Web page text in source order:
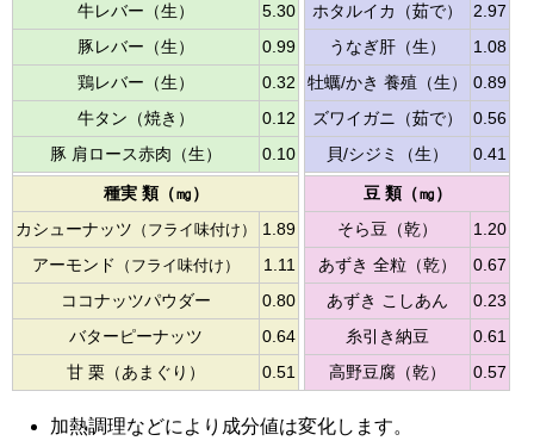
牛レバー（生）
5.30 ホタルイカ（茹で）
2.97
豚レバー（生）
0.99 うなぎ肝（生）
1.08
鶏レバー（生）
0.32 牡蠣/かき 養殖（生）
0.89
牛タン（焼き）
0.12 ズワイガニ（茹で）
0.56
豚 肩ロース赤肉（生）
0.10 貝/シジミ（生） 0.41
種実 類（㎎）
豆 類（㎎）
カシューナッツ （フライ味付け） 1.89 そら豆（乾）
1.20
アーモンド
（フライ味付け） 1.11 あずき 全粒（乾）
0.67
ココナッツパウダー
0.80 あずき こしあん
0.23
バターピーナッツ
0.64 糸引き納豆
0.61
甘 栗（あまぐり）
0.51 高野豆腐（乾） 0.57
加熱調理などにより成分値は変化します。